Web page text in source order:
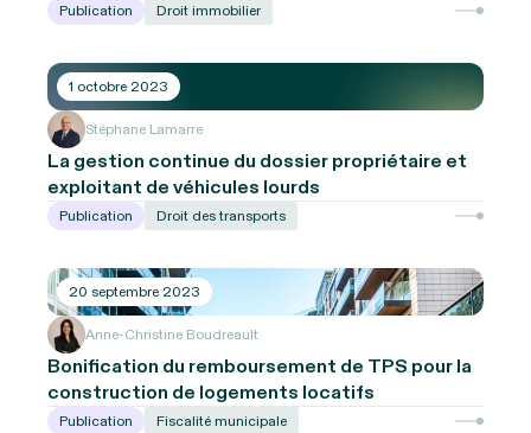
Publication Droit immobilier
1 octobre 2023
Stéphane Lamarre
La gestion continue du dossier propriétaire et
exploitant de véhicules lourds
Publication Droit des transports
20 septembre 2023
Anne-Christine Boudreault
Bonification du remboursement de TPS pour la
construction de logements locatifs
Publication Fiscalité municipale